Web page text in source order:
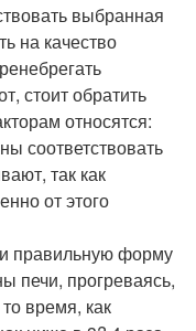
выбранная
на качество
стоит обратить
относятся:
соответствовать
так как
от этого
правильную форму
печи, прогреваясь,
время, как